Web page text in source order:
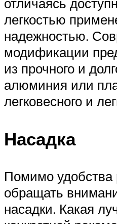
отличаясь
легкостью
надежностью.
модификации
из прочного и
алюминия или
легковесного и
Насадка
Помимо удобства
обращать
насадки. Какая